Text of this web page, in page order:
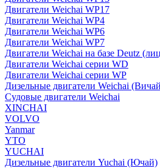
Двигатели Weichai WP17
Двигатели Weichai WP4
Двигатели Weichai WP6
Двигатели Weichai WP7
Двигатели Weichai на базе Deutz
Двигатели Weichai серии WD
Двигатели Weichai серии WP
Дизельные двигатели Weichai
Судовые двигатели Weichai
XINCHAI
VOLVO
Yanmar
YTO
YUCHAI
Дизельные двигатели Yuchai (Ючай)